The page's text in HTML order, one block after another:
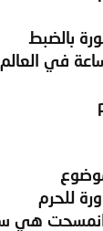
بالضبط
في العالم
للحرم
هي